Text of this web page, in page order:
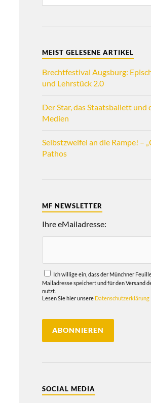
MEIST GELESENE ARTIKEL
Brechtfestival Augsburg:
und Lehrstück 2.0
Der Star, das Staatsballett und
Medien
Selbstzweifel an die Rampe! –
Pathos
MF NEWSLETTER
Ihre eMailadresse:
Ich willige ein, dass der Münchner
Mailadresse speichert und für den Versand
nutzt.
Lesen Sie hier unsere Datenschutzerklärung
SOCIAL MEDIA